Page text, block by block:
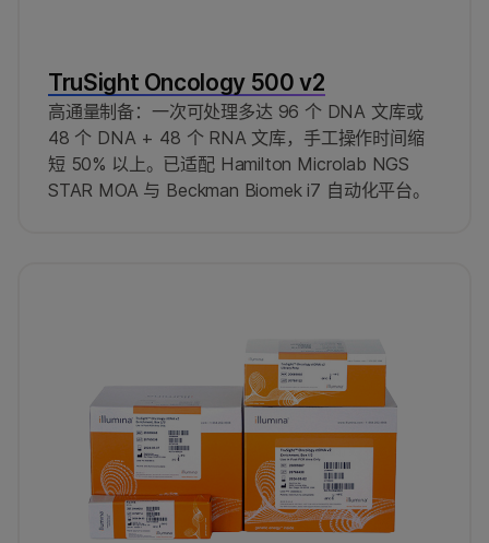
TruSight Oncology 500 v2
高通量制备：一次可处理多达 96 个 DNA 文库或
48 个 DNA + 48 个 RNA 文库，手工操作时间缩
短 50% 以上。已适配 Hamilton Microlab NGS
STAR MOA 与 Beckman Biomek i7 自动化平台。